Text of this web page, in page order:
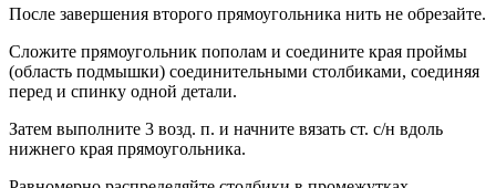
После завершения второго прямоугольника нить не обрезайте.
Сложите прямоугольник пополам и соедините края проймы
(область подмышки) соединительными столбиками, соединяя
перед и спинку одной детали.
Затем выполните 3 возд. п. и начните вязать ст. с/н вдоль
нижнего края прямоугольника.